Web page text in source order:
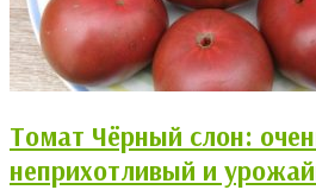
Томат Чёрный слон:
неприхотливый и